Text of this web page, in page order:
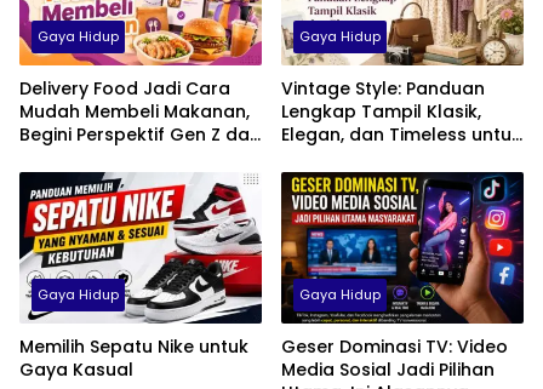
Gaya Hidup
Delivery Food Jadi Cara
Mudah Membeli Makanan,
Begini Perspektif Gen Z dan
Gaya Hidup
Vintage Style: Panduan
Lengkap Tampil Klasik,
Elegan, dan Timeless untuk
Gaya Hidup
Memilih Sepatu Nike untuk
Gaya Kasual
Gaya Hidup
Geser Dominasi TV: Video
Media Sosial Jadi Pilihan